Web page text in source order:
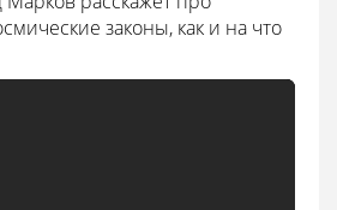
законы, как и на что